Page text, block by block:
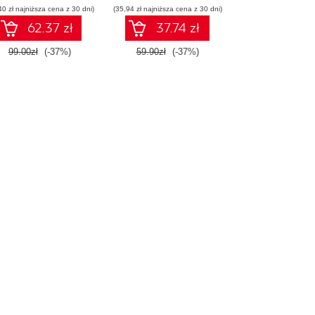
zł najniższa cena z 30 dni)
62.37 zł
99.00zł (-37%)
(35,94 zł najniższa cena z 30 dni)
37.74 zł
59.90zł (-37%)